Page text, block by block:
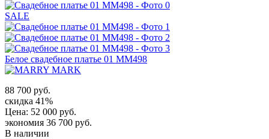
SALE
Белое свадебное платье 01 MM498
88 700 руб.
скидка 41%
Цена: 52 000 руб.
экономия 36 700 руб.
В наличии